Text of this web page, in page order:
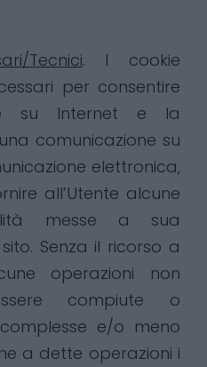
Tecnici. I cookie
per consentire
su Internet e la
comunicazione su
elettronica,
all’Utente alcune
messe a sua
Senza il ricorso a
operazioni non
compiute o
e/o meno
a dette operazioni i